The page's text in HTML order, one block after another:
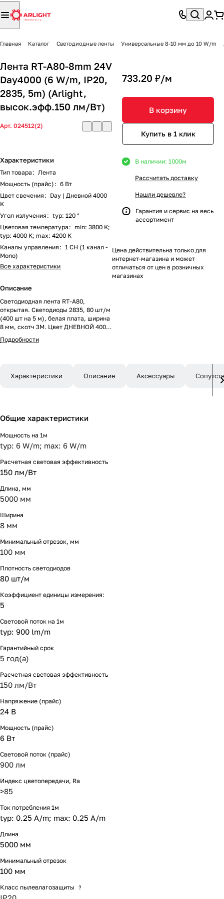
Главная Каталог Светодиодные ленты Универсальные 8-10 мм до 10 W/m
Лента RT-A80-8mm 24V
Day4000 (6 W/m, IP20,
2835, 5m) (Arlight,
высок.эфф.150 лм/Вт)
Арт. 024512(2)
Характеристики
Тип товара : Лента
Мощность (прайс) : 6 Вт
Цвет свечения : Day | Дневной 4000
K
Угол излучения : typ: 120 °
Цветовая температура : min: 3800 K;
typ: 4000 K; max: 4200 K
Каналы управления : 1 CH (1 канал -
Mono)
Все характеристики
Описание
Светодиодная лента RT-A80,
открытая. Светодиоды 2835, 80 шт/м
(400 шт на 5 м), белая плата, ширина
8 мм, скотч 3M. Цвет ДНЕВНОЙ 4000
K, цветопередача CRI>85, угол 120°.
Питание 24V, мощность 6 Вт/м (30 Вт
Подробности
733.20 ₽/м
В корзину
Купить в 1 клик
В наличии: 1000м
Рассчитать доставку
Нашли дешевле?
Гарантия и сервис на весь
ассортимент
Цена действительна только для
интернет-магазина и может
отличаться от цен в розничных
магазинах
Характеристики Описание Аксессуары
Общие характеристики
Мощность на 1м
typ: 6 W/m; max: 6 W/m
Расчетная световая эффективность
150 лм/Вт
Длина, мм
5000 мм
Ширина
8 мм
Минимальный отрезок, мм
100 мм
Плотность светодиодов
80 шт/м
Коэффициент единицы измерения:
5
Световой поток на 1м
typ: 900 lm/m
Гарантийный срок
5 год(а)
Расчетная световая эффективность
150 лм/Вт
Напряжение (прайс)
24 В
Мощность (прайс)
6 Вт
Световой поток (прайс)
900 лм
Индекс цветопередачи, Ra
>85
Ток потребления 1м
typ: 0.25 A/m; max: 0.25 A/m
Длина
5000 мм
Минимальный отрезок
100 мм
Класс пылевлагозащиты ?